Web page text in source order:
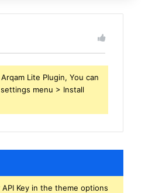
Lite Plugin, You can
menu > Install
Key in the theme options